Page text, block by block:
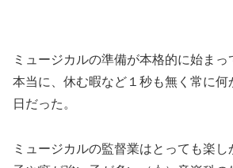
ミュージカルの準備が本格的に始まっ
本当に、休む暇など１秒も無く常に何
日だった。
ミュージカルの監督業はとっても楽